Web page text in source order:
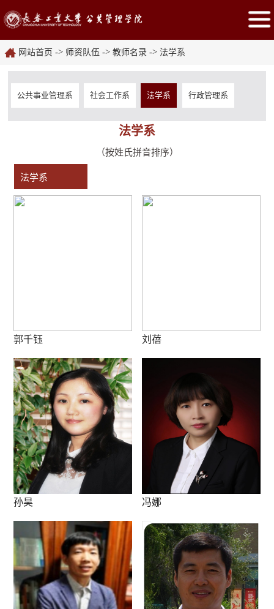
网站首页 -> 师资队伍 -> 教师名录 -> 法学系
公共事业管理系 社会工作系 法学系 行政管理系
法学系
（按姓氏拼音排序）
法学系
郭千钰 刘蓓
孙昊 冯娜